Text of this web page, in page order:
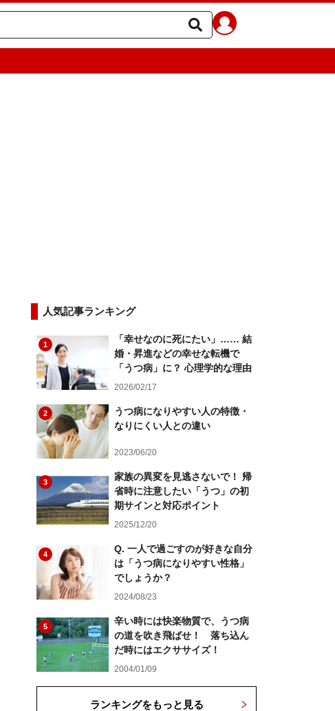
人気記事ランキング
1
「幸せなのに死にたい」…… 結
婚・昇進などの幸せな転機で
「うつ病」に？ 心理学的な理由
2026/02/17
2
うつ病になりやすい人の特徴・
なりにくい人との違い
2023/06/20
3
家族の異変を見逃さないで！ 帰
省時に注意したい「うつ」の初
期サインと対応ポイント
2025/12/20
4
Q. 一人で過ごすのが好きな自分
は「うつ病になりやすい性格」
でしょうか？
2024/08/23
5
辛い時には快楽物質で、うつ病
の道を吹き飛ばせ！ 落ち込ん
だ時にはエクササイズ！
2004/01/09
ランキングをもっと見る